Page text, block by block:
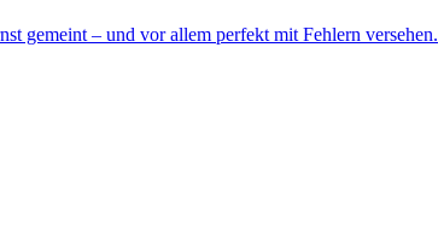
gemeint – und vor allem perfekt mit Fehlern versehen.